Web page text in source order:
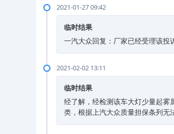
2021-01-27 09:42
临时结果
一汽大众回复：厂家已经受理该投
2021-02-02 13:11
临时结果
经了解，经检测该车大灯少量起雾
类，根据上汽大众质量担保条列无